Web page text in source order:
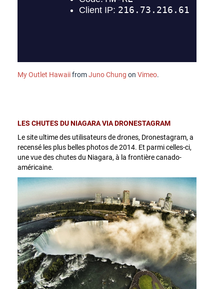
My Outlet HawaiifromJuno Chung on Vimeo.
LES CHUTES DU NIAGARA VIA DRONESTAGRAM
Le site ultime des utilisateurs de drones, Dronestagram, a
recensé les plus belles photos de 2014. Et parmi celles-ci,
une vue des chutes du Niagara, à la frontière canado-
américaine.